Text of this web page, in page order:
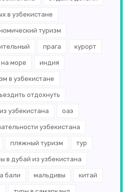
в узбекистане
туризм
прага курорт
море индия
в узбекистане
отдохнуть
узбекистана оаэ
узбекистана
пляжный туризм тур
в дубай из узбекистана
бали мальдивы китай